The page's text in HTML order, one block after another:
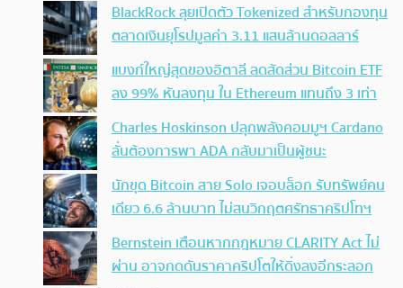
BlackRock ลุยเปิดตัว Tokenized สำหรับกองทุน
ตลาดเงินยุโรปมูลค่า 3.11 แสนล้านดอลลาร์
แบงก์ใหญ่สุดของอิตาลี ลดสัดส่วน Bitcoin ETF
ลง 99% หันลงทุน ใน Ethereum แทนถึง 3 เท่า
Charles Hoskinson ปลุกพลังคอมมูฯ Cardano
ลั่นต้องการพา ADA กลับมาเป็นผู้ชนะ
นักขุด Bitcoin สาย Solo เจอบล็อก รับทรัพย์คน
เดียว 6.6 ล้านบาท ไม่สนวิกฤตศรัทธาคริปโทฯ
Bernstein เตือนหากกฎหมาย CLARITY Act ไม่
ผ่าน อาจกดดันราคาคริปโตให้ดิ่งลงอีกระลอก